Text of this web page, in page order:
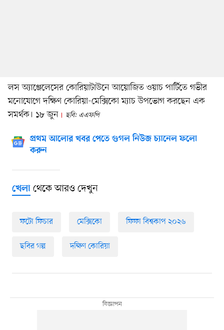
লস অ্যাঞ্জেলেসের কোরিয়াটাউনে আয়োজিত ওয়াচ পার্টিতে গভীর
মনোযোগে দক্ষিণ কোরিয়া-মেক্সিকো ম্যাচ উপভোগ করছেন এক
সমর্থক। ১৮ জুন
ছবি: এএফপি
প্রথম আলোর খবর পেতে গুগল নিউজ চ্যানেল ফলো
করুন
খেলাথেকে আরও দেখুন
ফটো ফিচার মেক্সিকো ফিফা বিশ্বকাপ ২০২৬
ছবির গল্প দক্ষিণ কোরিয়া